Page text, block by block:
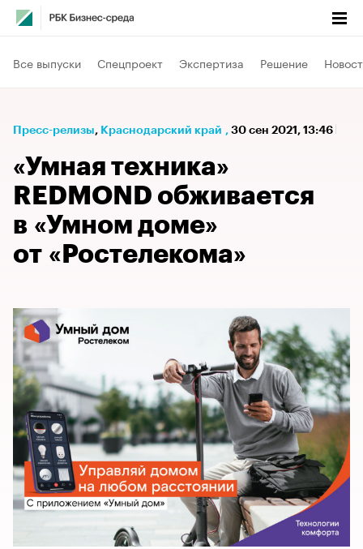
Все выпуски Спецпроект Экспертиза Решение
Пресс-релизы⁠, Краснодарский край , 30 сен 2021, 13:46
«Умная техника»
REDMOND обживается
в «Умном доме»
от «Ростелекома»